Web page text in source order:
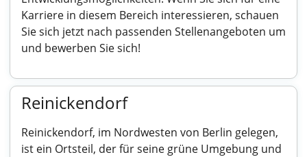
Karriere in diesem Bereich interessieren, schauen
Sie sich jetzt nach passenden Stellenangeboten um
und bewerben Sie sich!
Reinickendorf
Reinickendorf, im Nordwesten von Berlin gelegen,
ist ein Ortsteil, der für seine grüne Umgebung und